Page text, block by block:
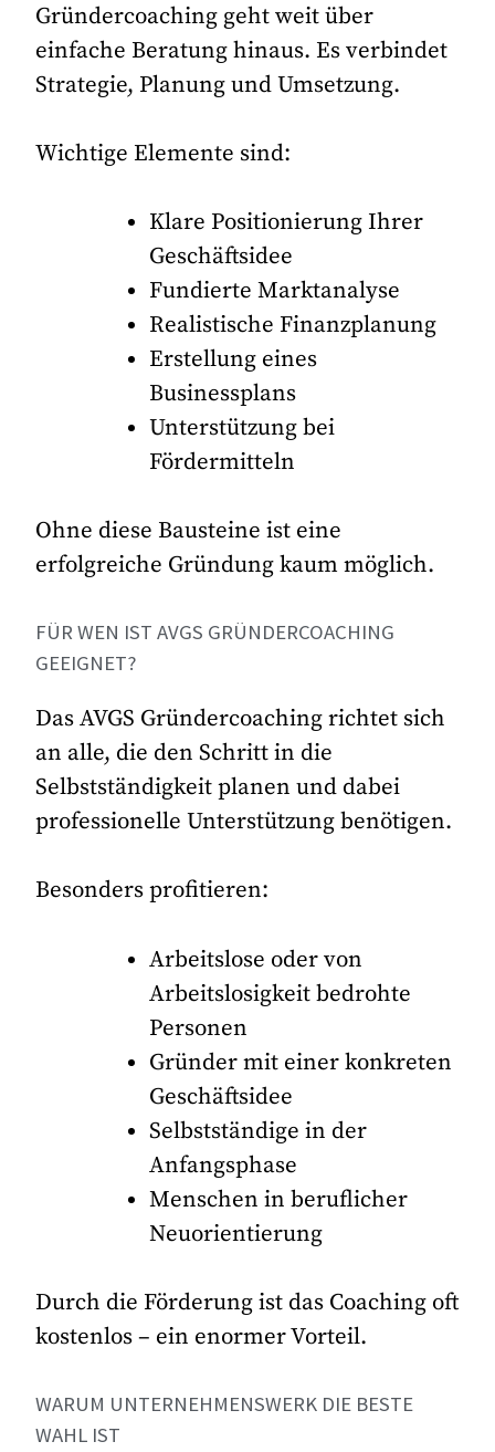
Gründercoaching geht weit über
einfache Beratung hinaus. Es verbindet
Strategie, Planung und Umsetzung.
Wichtige Elemente sind:
Klare Positionierung Ihrer
Geschäftsidee
Fundierte Marktanalyse
Realistische Finanzplanung
Erstellung eines
Businessplans
Unterstützung bei
Fördermitteln
Ohne diese Bausteine ist eine
erfolgreiche Gründung kaum möglich.
FÜR WEN IST AVGS GRÜNDERCOACHING
GEEIGNET?
Das AVGS Gründercoaching richtet sich
an alle, die den Schritt in die
Selbstständigkeit planen und dabei
professionelle Unterstützung benötigen.
Besonders profitieren:
Arbeitslose oder von
Arbeitslosigkeit bedrohte
Personen
Gründer mit einer konkreten
Geschäftsidee
Selbstständige in der
Anfangsphase
Menschen in beruflicher
Neuorientierung
Durch die Förderung ist das Coaching oft
kostenlos – ein enormer Vorteil.
WARUM UNTERNEHMENSWERK DIE BESTE
WAHL IST